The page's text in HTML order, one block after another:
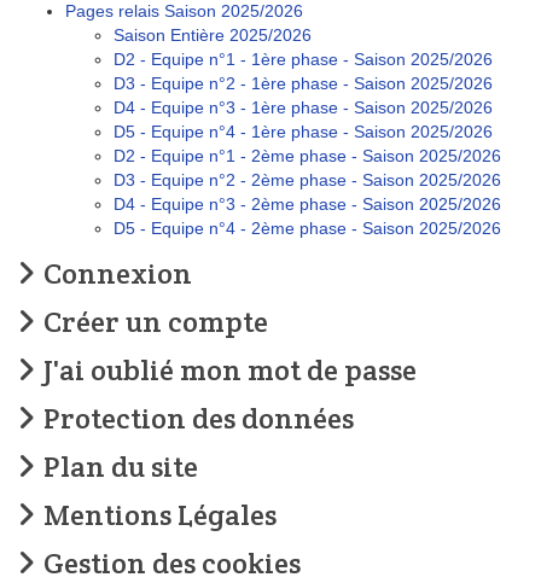
Pages relais Saison 2025/2026
Saison Entière 2025/2026
D2 - Equipe n°1 - 1ère phase - Saison 2025/2026
D3 - Equipe n°2 - 1ère phase - Saison 2025/2026
D4 - Equipe n°3 - 1ère phase - Saison 2025/2026
D5 - Equipe n°4 - 1ère phase - Saison 2025/2026
D2 - Equipe n°1 - 2ème phase - Saison 2025/2026
D3 - Equipe n°2 - 2ème phase - Saison 2025/2026
D4 - Equipe n°3 - 2ème phase - Saison 2025/2026
D5 - Equipe n°4 - 2ème phase - Saison 2025/2026
Connexion
Créer un compte
J'ai oublié mon mot de passe
Protection des données
Plan du site
Mentions Légales
Gestion des cookies